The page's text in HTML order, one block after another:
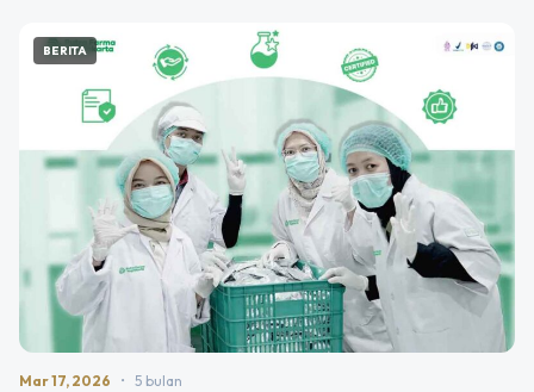
BERITA
Mar 17, 2026 • 5 bulan